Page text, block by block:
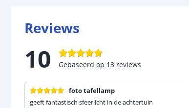
Reviews
10 Gebaseerd op 13 reviews
foto tafellamp
geeft fantastisch sfeerlicht in de achtertuin